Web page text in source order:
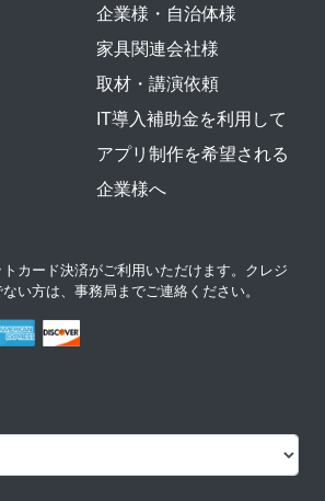
企業様・自治体様
家具関連会社様
取材・講演依頼
IT導入補助金を利用して
アプリ制作を希望される
企業様へ
カード決済がご利用いただけます。クレジ
い方は、事務局までご連絡ください。